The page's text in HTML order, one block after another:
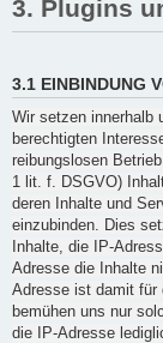
3. Plugins
3.1 EINBINDUNG
Wir setzen innerhalb
berechtigten
reibungslosen
1 lit. f. DSGVO)
deren Inhalte und
einzubinden. Dies
Inhalte, die IP-
Adresse die Inhalte
Adresse ist damit für
bemühen uns nur
die IP-Adresse